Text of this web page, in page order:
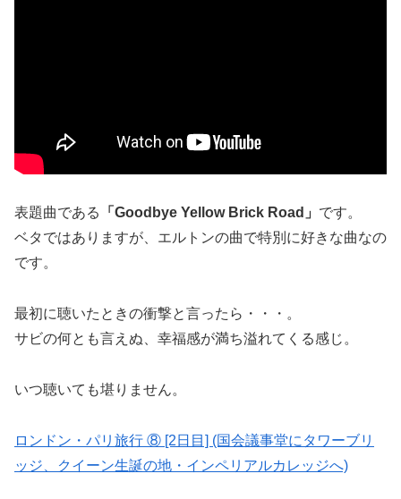
表題曲である 「Goodbye Yellow Brick Road」 です。
ベタではありますが、エルトンの曲で特別に好きな曲なの
です。
最初に聴いたときの衝撃と言ったら・・・。
サビの何とも言えぬ、幸福感が満ち溢れてくる感じ。
いつ聴いても堪りません。
ロンドン・パリ旅行 ⑧ [2日目] (国会議事堂にタワーブリ
ッジ、クイーン生誕の地・インペリアルカレッジへ)